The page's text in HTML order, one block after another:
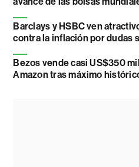
Barclays y HSBC ven
contra la inflación por dudas
Bezos vende casi US$350
Amazon tras máximo